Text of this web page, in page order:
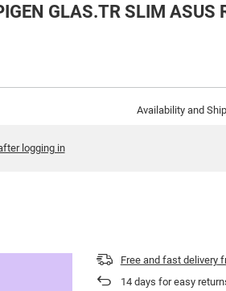
GLAS.TR SLIM ASUS
Availability and
logging in
Free and fast delivery
14days for easy